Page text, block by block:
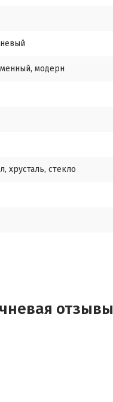
модерн
хрусталь, стекло
отзывы